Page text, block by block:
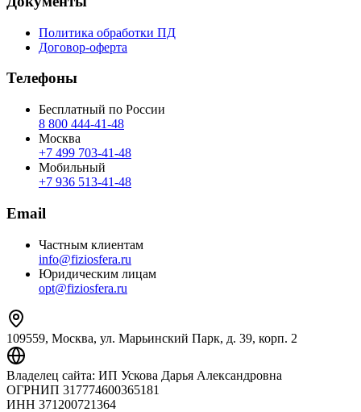
Политика обработки ПД
Договор-оферта
Телефоны
Бесплатный по России
8 800 444‑41‑48
Москва
+7 499 703‑41‑48
Мобильный
+7 936 513‑41‑48
Email
Частным клиентам
info@fiziosfera.ru
Юридическим лицам
opt@fiziosfera.ru
109559, Москва, ул. Марьинский Парк, д. 39, корп. 2
Владелец сайта: ИП Ускова Дарья Александровна
ОГРНИП 317774600365181
ИНН 371200721364